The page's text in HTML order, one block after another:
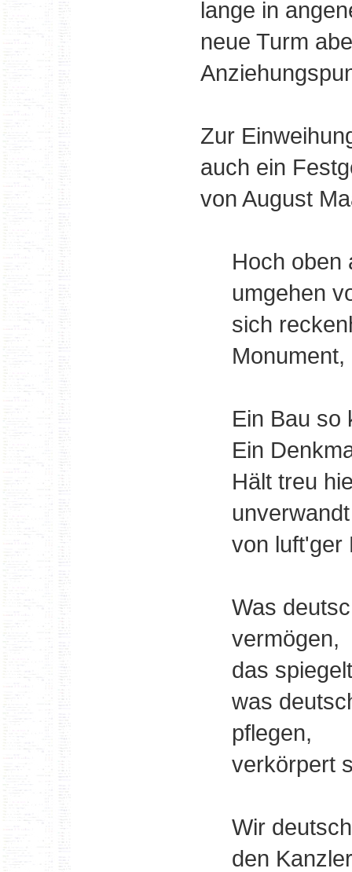
lange in
neue Turm
Zur
auch ein
von August
Hoch oben
umgehen
sich
Ein Bau so
Ein
Hält treu
unverwandt
von luft'ger
Was
vermögen,
das
was
pflegen,
verkörpert
Wir
den